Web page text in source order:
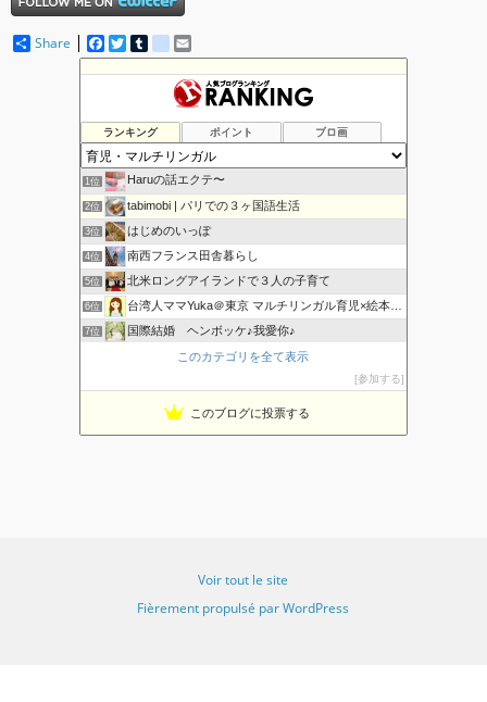
Share
F
a
c
o
o
k
T
w
i
e
r
T
u
m
r
d
e
l
o
u
s
m
a
i
l
ランキング ポイント ブロ画
1位 Haruの話エクテ〜
2位 tabimobi | パリでの３ヶ国語生活
3位 はじめのいっぽ
4位 南西フランス田舎暮らし
5位 北米ロングアイランドで３人の子育て
6位 台湾人ママYuka＠東京 マルチリンガル育児×絵本×知育
7位 国際結婚 ヘンボッケ♪我愛你♪
香港でマルチリンガル育児
海外暮らし、風の吹くまま気の向くままに♪
このカテゴリを全て表示
参加する
このブログに投票する
Voir tout le site
Fièrement propulsé par WordPress